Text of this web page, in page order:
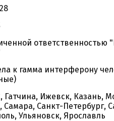
к гамма интерферону
Гатчина, Ижевск, Казань,
Самара, Санкт-Петербург,
Ульяновск, Ярославль